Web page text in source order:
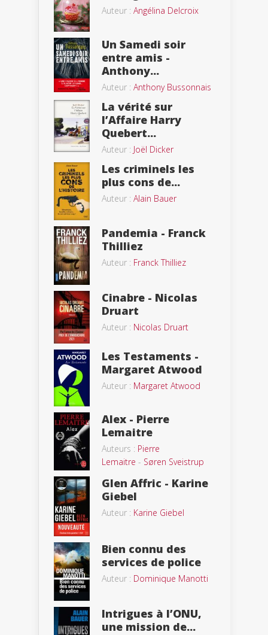
Auteur : Angélina Delcroix
Un Samedi soir
entre amis -
Anthony...
Auteur : Anthony Bussonnais
La vérité sur
l’Affaire Harry
Quebert...
Auteur : Joël Dicker
Les criminels les
plus cons de...
Auteur : Alain Bauer
Pandemia - Franck
Thilliez
Auteur : Franck Thilliez
Cinabre - Nicolas
Druart
Auteur : Nicolas Druart
Les Testaments -
Margaret Atwood
Auteur : Margaret Atwood
Alex - Pierre
Lemaitre
Auteurs : Pierre
Lemaitre - Søren Sveistrup
Glen Affric - Karine
Giebel
Auteur : Karine Giebel
Bien connu des
services de police
Auteur : Dominique Manotti
Intrigues à l’ONU,
une mission de...